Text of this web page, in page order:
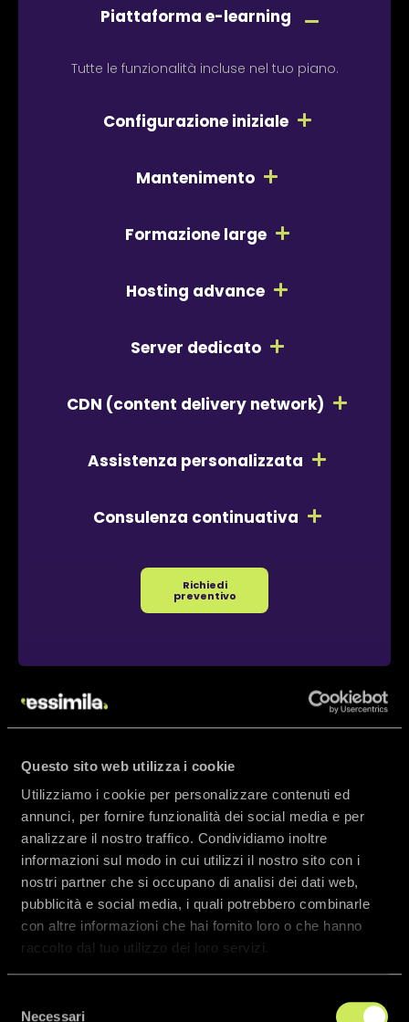
Questo sito web utilizza i cookie
Utilizziamo i cookie per personalizzare contenuti ed
annunci, per fornire funzionalità dei social media e per
analizzare il nostro traffico. Condividiamo inoltre
informazioni sul modo in cui utilizzi il nostro sito con i
nostri partner che si occupano di analisi dei dati web,
pubblicità e social media, i quali potrebbero combinarle
con altre informazioni che hai fornito loro o che hanno
raccolto dal tuo utilizzo dei loro servizi.
Necessari
Piattaforma e-learning
Tutte le funzionalità incluse nel tuo piano.
Configurazione iniziale
Mantenimento
Formazione large
Hosting advance
Server dedicato
CDN (content delivery network)
Assistenza personalizzata
Consulenza continuativa
Richiedi
preventivo
optional
Hai bisogno del nostro aiuto? Possiamo
offrirci come tuoi collaboratori! Se vuoi
concentrarti sul tuo business e non hai
bisogno di assumere personale per formarlo
nella gestione della piattaforma puoi
Ciascuno dei tre piani descritti (Standard,